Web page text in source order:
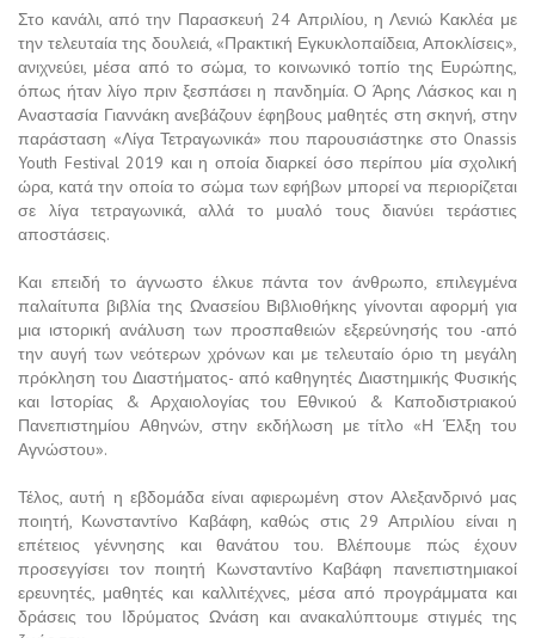
Στο κανάλι, από την Παρασκευή 24 Απριλίου, η Λενιώ Κακλέα με
την τελευταία της δουλειά, «Πρακτική Εγκυκλοπαίδεια, Αποκλίσεις»,
ανιχνεύει, μέσα από το σώμα, το κοινωνικό τοπίο της Ευρώπης,
όπως ήταν λίγο πριν ξεσπάσει η πανδημία. Ο Άρης Λάσκος και η
Αναστασία Γιαννάκη ανεβάζουν έφηβους μαθητές στη σκηνή, στην
παράσταση «Λίγα Τετραγωνικά» που παρουσιάστηκε στο Onassis
Youth Festival 2019 και η οποία διαρκεί όσο περίπου μία σχολική
ώρα, κατά την οποία το σώμα των εφήβων μπορεί να περιορίζεται
σε λίγα τετραγωνικά, αλλά το μυαλό τους διανύει τεράστιες
αποστάσεις.
Και επειδή το άγνωστο έλκυε πάντα τον άνθρωπο, επιλεγμένα
παλαίτυπα βιβλία της Ωνασείου Βιβλιοθήκης γίνονται αφορμή για
μια ιστορική ανάλυση των προσπαθειών εξερεύνησής του -από
την αυγή των νεότερων χρόνων και με τελευταίο όριο τη μεγάλη
πρόκληση του Διαστήματος- από καθηγητές Διαστημικής Φυσικής
και Ιστορίας & Αρχαιολογίας του Εθνικού & Καποδιστριακού
Πανεπιστημίου Αθηνών, στην εκδήλωση με τίτλο «Η Έλξη του
Αγνώστου».
Τέλος, αυτή η εβδομάδα είναι αφιερωμένη στον Αλεξανδρινό μας
ποιητή, Κωνσταντίνο Καβάφη, καθώς στις 29 Απριλίου είναι η
επέτειος γέννησης και θανάτου του. Βλέπουμε πώς έχουν
προσεγγίσει τον ποιητή Κωνσταντίνο Καβάφη πανεπιστημιακοί
ερευνητές, μαθητές και καλλιτέχνες, μέσα από προγράμματα και
δράσεις του Ιδρύματος Ωνάση και ανακαλύπτουμε στιγμές της